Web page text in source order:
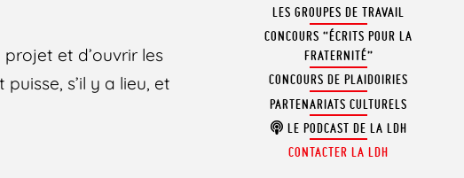
et d’ouvrir les
s’il y a lieu, et
LES GROUPES DE TRAVAIL
CONCOURS “ÉCRITS POUR LA
FRATERNITÉ”
CONCOURS DE PLAIDOIRIES
PARTENARIATS CULTURELS
LE PODCAST DE LA LDH
CONTACTER LA LDH